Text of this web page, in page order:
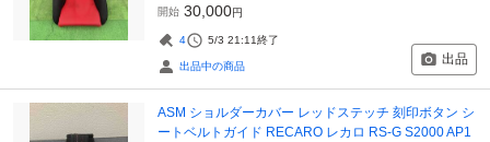
開始 30,000円
4 5/3 21:11終了
出品中の商品 出品
ASM ショルダーカバー レッドステッチ 刻印ボタン シ
ートベルトガイド RECARO レカロ RS-G S2000 AP1